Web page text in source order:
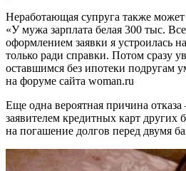
Неработающая супруга также может
«У мужа зарплата белая 300 тыс.
оформлением заявки я устроилась
только ради справки. Потом сразу
оставшимся без ипотеки подругам
на форуме сайта woman.ru
Еще одна вероятная причина
заявителем кредитных карт других
на погашение долгов перед двумя